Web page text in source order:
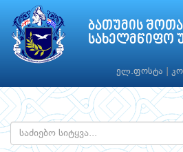
ბათუმის
სახელმწიფო
ელ.ფოსტა